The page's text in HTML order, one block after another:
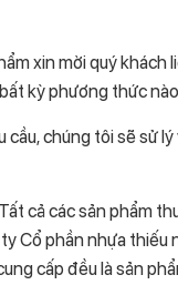
xin mời quý khách
kỳ phương thức
chúng tôi sẽ sử
cả các sản phẩm
Cổ phần nhựa thiếu
cấp đều là sản